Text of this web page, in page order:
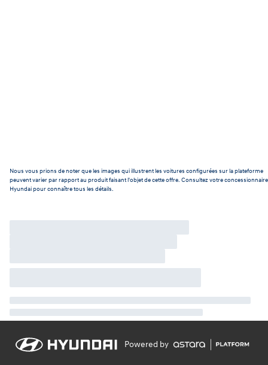
Nous vous prions de noter que les images qui illustrent les voitures configurées sur la plateforme
peuvent varier par rapport au produit faisant l'objet de cette offre. Consultez votre concessionnaire
Hyundai pour connaître tous les détails.
Powered by